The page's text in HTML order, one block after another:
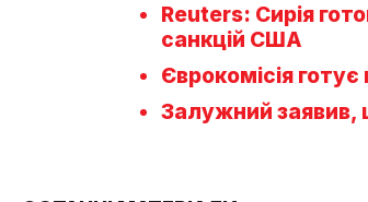
Reuters: Сирія
санкцій США
Єврокомісія
Залужний заявив,